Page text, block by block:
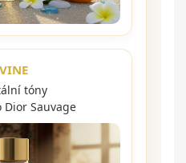
tóny
Sauvage